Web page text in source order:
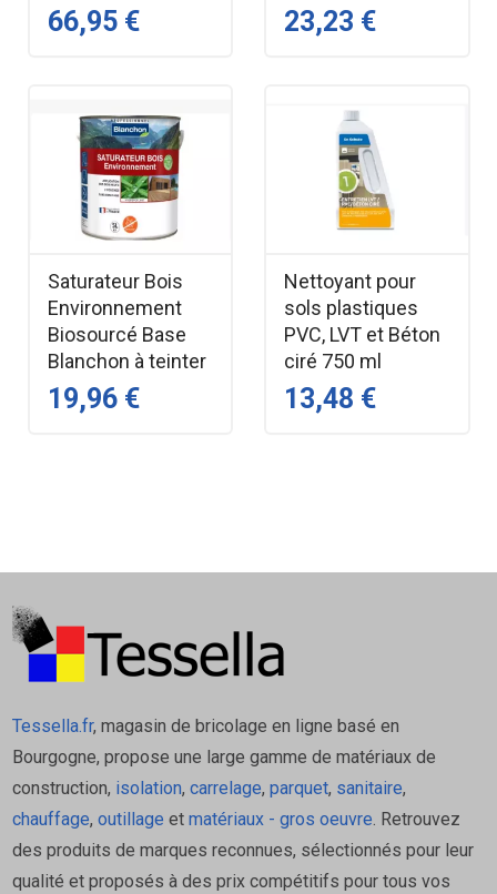
66,95 € 23,23 €
Saturateur Bois
Environnement
Biosourcé Base
Blanchon à teinter
19,96 €
Nettoyant pour
sols plastiques
PVC, LVT et Béton
ciré 750 ml
13,48 €
Tessella.fr, magasin de bricolage en ligne basé en
Bourgogne, propose une large gamme de matériaux de
construction, isolation, carrelage, parquet, sanitaire,
chauffage, outillage et matériaux - gros oeuvre. Retrouvez
des produits de marques reconnues, sélectionnés pour leur
qualité et proposés à des prix compétitifs pour tous vos